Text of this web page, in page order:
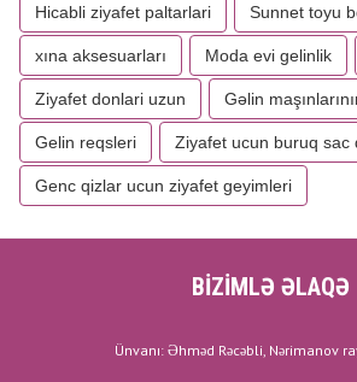
Hicabli ziyafet paltarlari Sunnet toyu
xına aksesuarları Moda evi gelinlik
Ziyafet donlari uzun Gəlin
Gelin reqsleri Ziyafet ucun buruq sac
Genc qizlar ucun ziyafet geyimleri
BİZİMLƏ ƏLAQƏ
Ünvanı: Əhməd Rəcəbli, Nərimanov